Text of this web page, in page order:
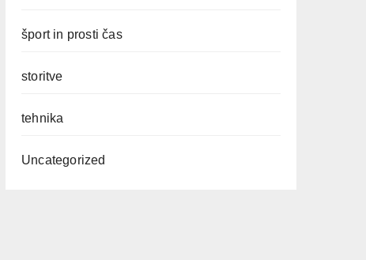
šport in prosti čas
storitve
tehnika
Uncategorized